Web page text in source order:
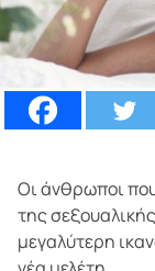
Οι άνθρωποι
της
μεγαλύτερη